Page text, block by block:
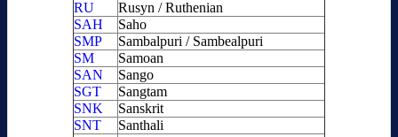
RU
Rusyn / Ruthenian
SAH
Saho
SMP
Sambalpuri / Sambealpuri
SM
Samoan
SAN
Sango
SGT
Sangtam
SNK
Sanskrit
SNT
Santhali